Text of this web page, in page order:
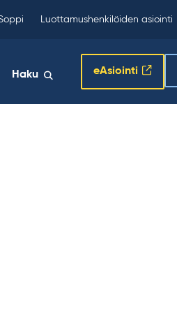
Luottamushenkilöiden asiointi
Haku eAsiointi